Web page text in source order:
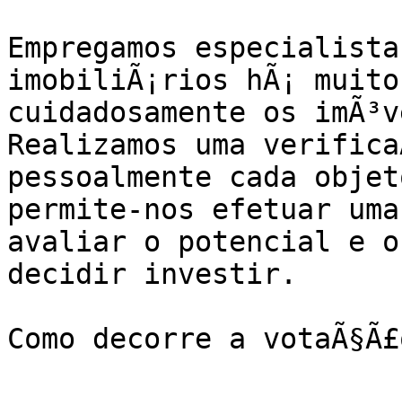
Empregamos
imobiliÃ¡rios hÃ¡
cuidadosamente os
Realizamos uma
pessoalmente cada
permite-nos efetuar
avaliar o potencial e o
decidir investir.